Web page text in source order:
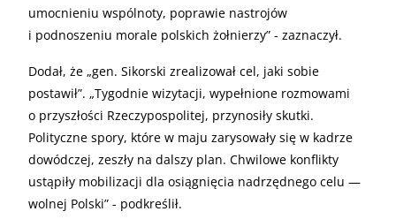
umocnieniu wspólnoty, poprawie nastrojów
i podnoszeniu morale polskich żołnierzy” - zaznaczył.
Dodał, że „gen. Sikorski zrealizował cel, jaki sobie
postawił”. „Tygodnie wizytacji, wypełnione rozmowami
o przyszłości Rzeczypospolitej, przynosiły skutki.
Polityczne spory, które w maju zarysowały się w kadrze
dowódczej, zeszły na dalszy plan. Chwilowe konflikty
ustąpiły mobilizacji dla osiągnięcia nadrzędnego celu —
wolnej Polski” - podkreślił.